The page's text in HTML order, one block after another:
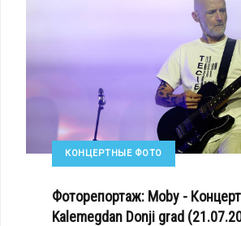
КОНЦЕРТНЫЕ ФОТО
Фоторепортаж: Moby -
Kalemegdan Donji grad